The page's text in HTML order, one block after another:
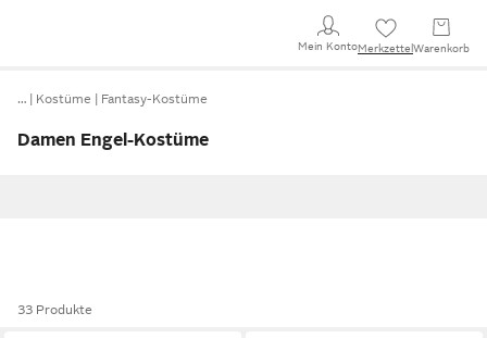
Mein KontoMerkzettel Warenkorb
… Kostüme Fantasy-Kostüme
Damen Engel-Kostüme
33 Produkte